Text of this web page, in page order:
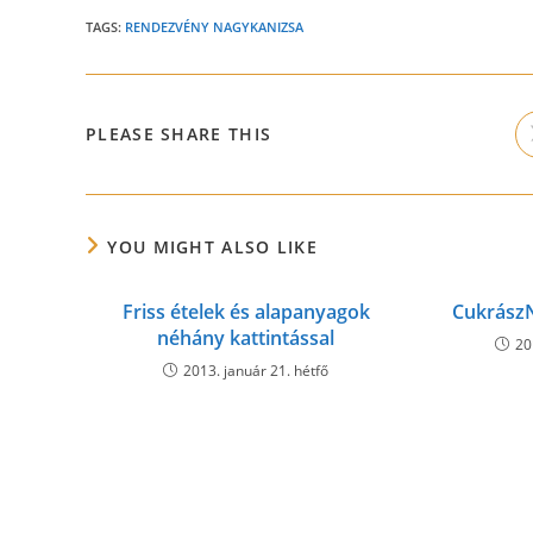
TAGS: RENDEZVÉNY NAGYKANIZSA
PLEASE SHARE THIS
YOU MIGHT ALSO LIKE
Friss ételek és alapanyagok
néhány kattintással
2013. január 21. hétfő